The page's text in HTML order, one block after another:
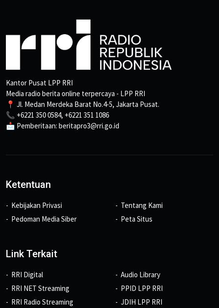
Kantor Pusat LPP RRI
Media radio berita online terpercaya - LPP RRI
📍 Jl. Medan Merdeka Barat No.4-5, Jakarta Pusat.
📞 +6221 350 0584, +6221 351 1086
📩 Pemberitaan: beritapro3@rri.go.id
Ketentuan
Kebijakan Privasi
Pedoman Media Siber
Tentang Kami
Peta Situs
Link Terkait
RRI Digital
RRI NET Streaming
RRI Radio Streaming
Audio Library
PPID LPP RRI
JDIH LPP RRI